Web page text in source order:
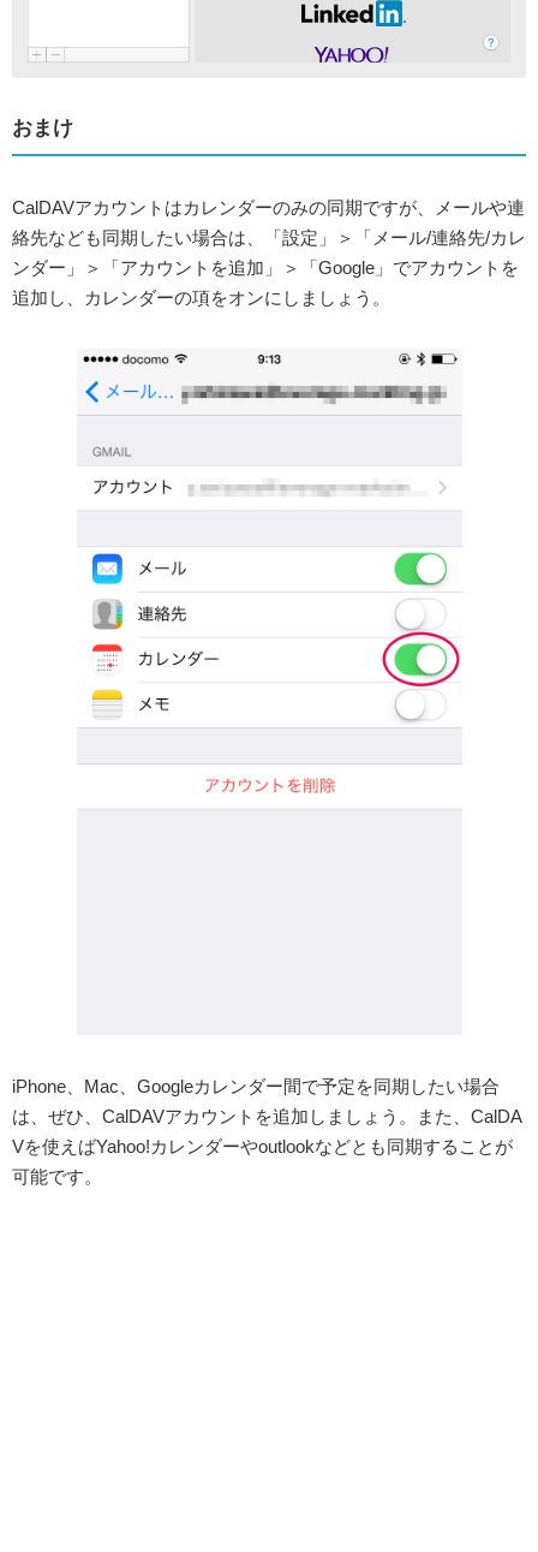
おまけ
CalDAVアカウントはカレンダーのみの同期ですが、メールや連
絡先なども同期したい場合は、「設定」＞「メール/連絡先/カレ
ンダー」＞「アカウントを追加」＞「Google」でアカウントを
追加し、カレンダーの項をオンにしましょう。
iPhone、Mac、Googleカレンダー間で予定を同期したい場合
は、ぜひ、CalDAVアカウントを追加しましょう。また、CalDA
Vを使えばYahoo!カレンダーやoutlookなどとも同期することが
可能です。